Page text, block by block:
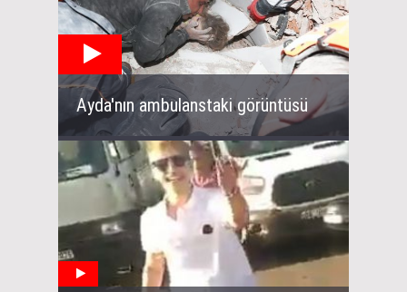
Ayda'nın ambulanstaki görüntüsü